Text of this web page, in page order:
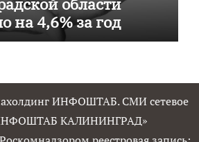
на 4,6% за год
ИНФОШТАБ. СМИ сетевое
КАЛИНИНГРАД»